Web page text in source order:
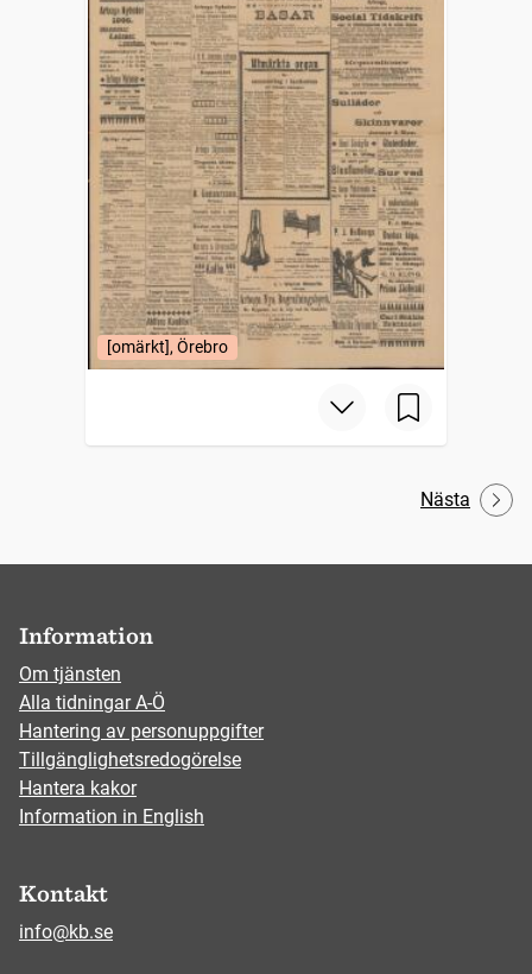
[omärkt], Örebro
Nästa
Information
Om tjänsten
Alla tidningar A-Ö
Hantering av personuppgifter
Tillgänglighetsredogörelse
Hantera kakor
Information in English
Kontakt
info@kb.se